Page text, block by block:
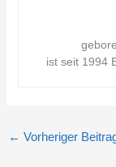
ist seit 1994
← Vorheriger